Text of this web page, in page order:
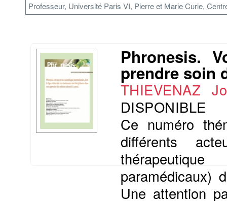
Professeur, Université Paris VI, Pierre et Marie Curie,
Phronesis.
prendre soin
THIEVENAZ
DISPONIBLE
Ce numéro
différents
paramédicaux)
Une attention